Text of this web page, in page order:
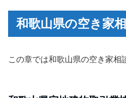
和歌山県の空き家
この章では和歌山県の空き家相